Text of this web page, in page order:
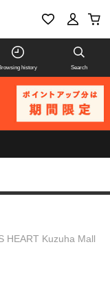
history Search
HEART Kuzuha Mall